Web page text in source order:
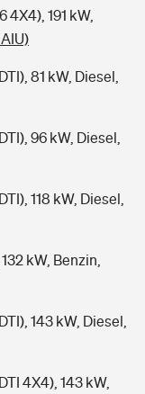
4X4), 191 kW,
81 kW, Diesel,
96 kW, Diesel,
118 kW, Diesel,
kW, Benzin,
143 kW, Diesel,
4X4), 143 kW,